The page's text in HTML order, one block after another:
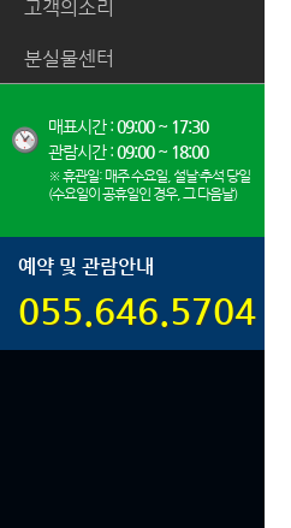
고객의소리
분실물센터
매표시간 :09:00 ~ 17:30
관람시간 :09:00 ~ 18:00
※ 휴관일: 매주 수요일, 설날·추석 당일
(수요일이 공휴일인 경우, 그 다음날)
예약 및 관람안내
055.646.5704